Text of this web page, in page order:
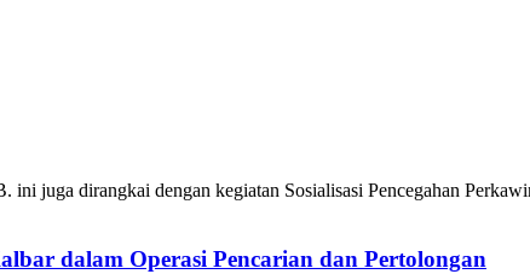
juga dirangkai dengan kegiatan Sosialisasi Pencegahan
dalam Operasi Pencarian dan Pertolongan